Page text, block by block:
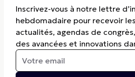
Inscrivez-vous à notre lettre
hebdomadaire pour recevoir
actualités, agendas de
des avancées et innovations